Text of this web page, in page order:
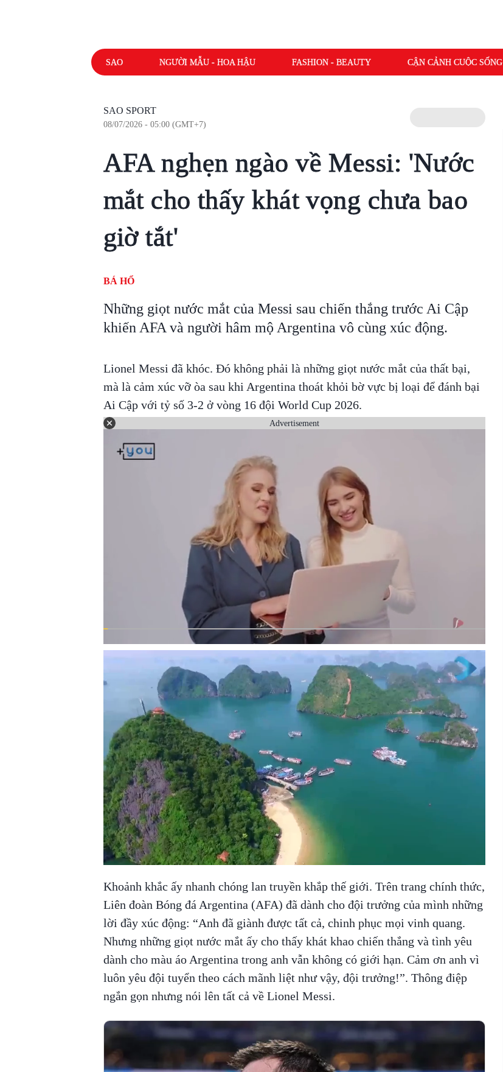
SAO NGƯỜI MẪU - HOA HẬU FASHION - BEAUTY CẬN CẢNH CUỘC SỐNG
SAO SPORT
08/07/2026 - 05:00 (GMT+7)
AFA nghẹn ngào về Messi: 'Nước
mắt cho thấy khát vọng chưa bao
giờ tắt'
BÁ HỔ
Những giọt nước mắt của Messi sau chiến thắng trước Ai Cập
khiến AFA và người hâm mộ Argentina vô cùng xúc động.
Lionel Messi đã khóc. Đó không phải là những giọt nước mắt của thất bại,
mà là cảm xúc vỡ òa sau khi Argentina thoát khỏi bờ vực bị loại để đánh bại
Ai Cập với tỷ số 3-2 ở vòng 16 đội World Cup 2026.
Advertisement
Khoảnh khắc ấy nhanh chóng lan truyền khắp thế giới. Trên trang chính thức,
Liên đoàn Bóng đá Argentina (AFA) đã dành cho đội trưởng của mình những
lời đầy xúc động: “Anh đã giành được tất cả, chinh phục mọi vinh quang.
Nhưng những giọt nước mắt ấy cho thấy khát khao chiến thắng và tình yêu
dành cho màu áo Argentina trong anh vẫn không có giới hạn. Cảm ơn anh vì
luôn yêu đội tuyển theo cách mãnh liệt như vậy, đội trưởng!”. Thông điệp
ngắn gọn nhưng nói lên tất cả về Lionel Messi.